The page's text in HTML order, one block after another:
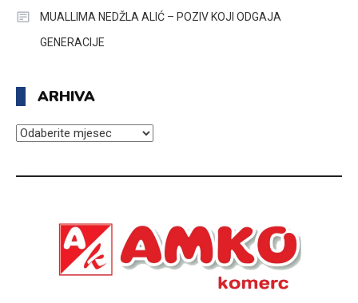
MUALLIMA NEDŽLA ALIĆ – POZIV KOJI ODGAJA
GENERACIJE
ARHIVA
ARHIVA